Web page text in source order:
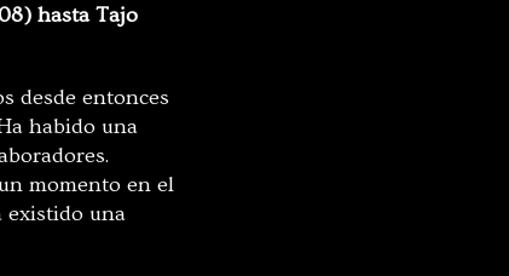
hasta Tajo
desde entonces
habido una
momento en el
existido una